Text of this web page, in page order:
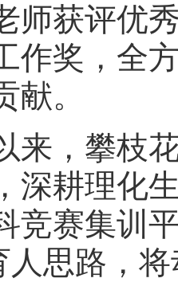
师获评优
作奖，全
献。
，攀枝花
深耕理化
竞赛集训
人思路，